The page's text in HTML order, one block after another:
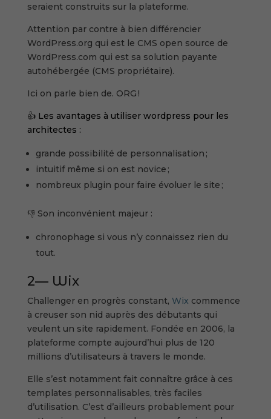
seraient construits sur la plateforme.
Attention par contre à bien différencier
WordPress.org qui est le CMS open source de
WordPress.com qui est sa solution payante
autohébergée (CMS propriétaire).
Ici on parle bien de. ORG !
👍 Les avantages à utiliser wordpress pour les
architectes :
grande possibilité de personnalisation ;
intuitif même si on est novice ;
nombreux plugin pour faire évoluer le site ;
👎 Son inconvénient majeur :
chronophage si vous n’y connaissez rien du
tout.
2— Wix
Challenger en progrès constant, Wix commence
à creuser son nid auprès des débutants qui
veulent un site rapidement. Fondée en 2006, la
plateforme compte aujourd’hui plus de 120
millions d’utilisateurs à travers le monde.
Elle s’est notamment fait connaître grâce à ces
templates personnalisables, très faciles
d’utilisation. C’est d’ailleurs probablement pour